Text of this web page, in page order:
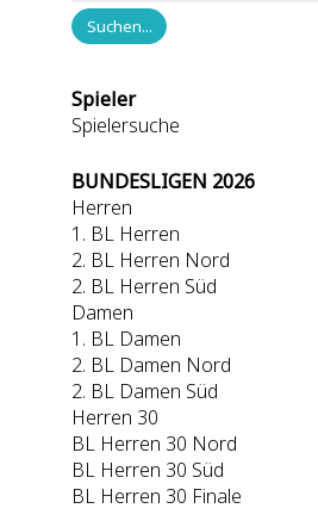
Spieler
Spielersuche
BUNDESLIGEN 2026
Herren
1. BL Herren
2. BL Herren Nord
2. BL Herren Süd
Damen
1. BL Damen
2. BL Damen Nord
2. BL Damen Süd
Herren 30
BL Herren 30 Nord
BL Herren 30 Süd
BL Herren 30 Finale